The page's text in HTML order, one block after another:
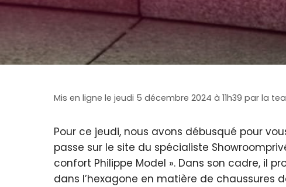
Mis en ligne le jeudi 5 décembre 2024 à 11h39 par la
Pour ce jeudi, nous avons débusqué pour
passe sur le site du spécialiste
confort Philippe Model ». Dans son cadre, il
dans l’hexagone en matière de chaussures